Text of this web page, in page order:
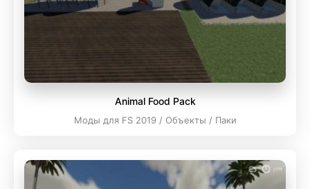
Animal Food Pack
Моды для FS 2019 / Объекты / Паки